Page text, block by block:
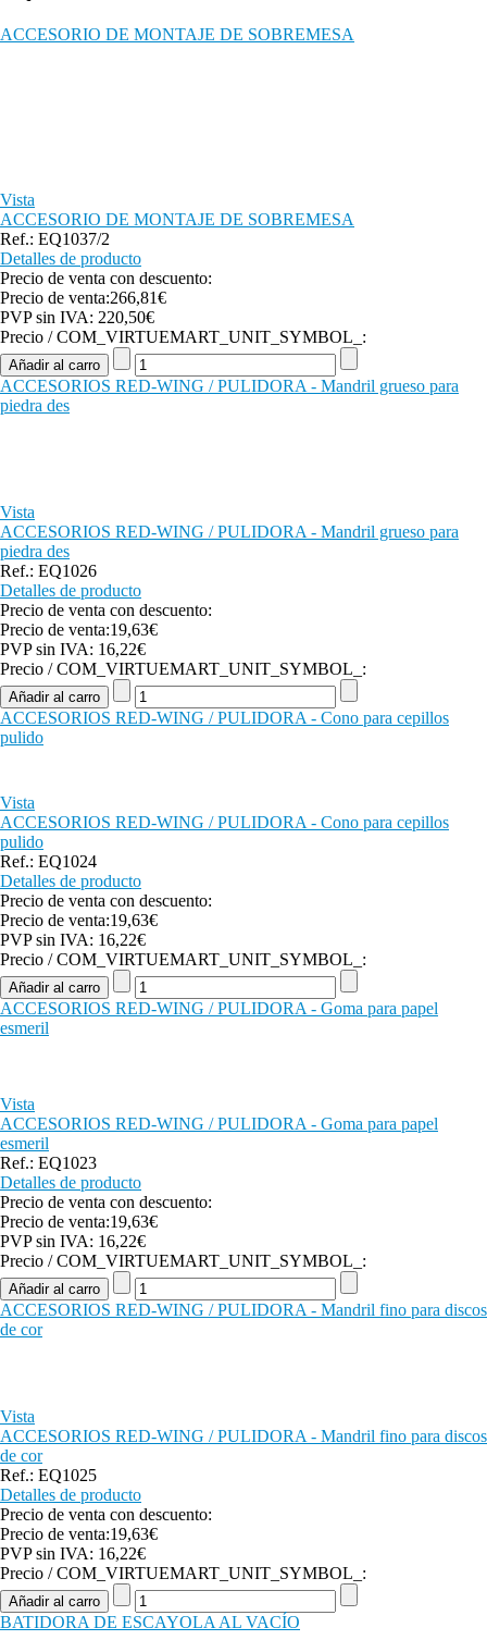
ACCESORIO DE MONTAJE DE SOBREMESA
Vista
ACCESORIO DE MONTAJE DE SOBREMESA
Ref.: EQ1037/2
Detalles de producto
Precio de venta con descuento:
Precio de venta:266,81€
PVP sin IVA: 220,50€
Precio / COM_VIRTUEMART_UNIT_SYMBOL_:
ACCESORIOS RED-WING / PULIDORA - Mandril grueso para
piedra des
Vista
ACCESORIOS RED-WING / PULIDORA - Mandril grueso para
piedra des
Ref.: EQ1026
Detalles de producto
Precio de venta con descuento:
Precio de venta:19,63€
PVP sin IVA: 16,22€
Precio / COM_VIRTUEMART_UNIT_SYMBOL_:
ACCESORIOS RED-WING / PULIDORA - Cono para cepillos
pulido
Vista
ACCESORIOS RED-WING / PULIDORA - Cono para cepillos
pulido
Ref.: EQ1024
Detalles de producto
Precio de venta con descuento:
Precio de venta:19,63€
PVP sin IVA: 16,22€
Precio / COM_VIRTUEMART_UNIT_SYMBOL_:
ACCESORIOS RED-WING / PULIDORA - Goma para papel
esmeril
Vista
ACCESORIOS RED-WING / PULIDORA - Goma para papel
esmeril
Ref.: EQ1023
Detalles de producto
Precio de venta con descuento:
Precio de venta:19,63€
PVP sin IVA: 16,22€
Precio / COM_VIRTUEMART_UNIT_SYMBOL_:
ACCESORIOS RED-WING / PULIDORA - Mandril fino para discos
de cor
Vista
ACCESORIOS RED-WING / PULIDORA - Mandril fino para discos
de cor
Ref.: EQ1025
Detalles de producto
Precio de venta con descuento:
Precio de venta:19,63€
PVP sin IVA: 16,22€
Precio / COM_VIRTUEMART_UNIT_SYMBOL_:
BATIDORA DE ESCAYOLA AL VACÍO